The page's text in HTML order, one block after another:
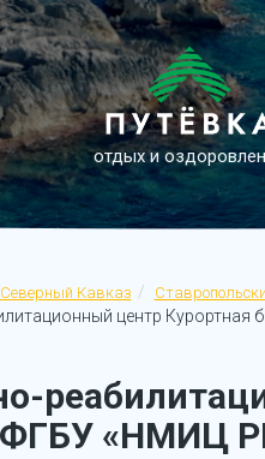
отдых и
Северный Кавказ
центр
«НМИЦ